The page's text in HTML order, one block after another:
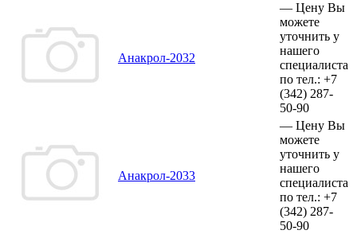
Анакрол-2032
— Цену Вы
можете
уточнить у
нашего
специалиста
по тел.: +7
(342) 287-
50-90
Анакрол-2033
— Цену Вы
можете
уточнить у
нашего
специалиста
по тел.: +7
(342) 287-
50-90